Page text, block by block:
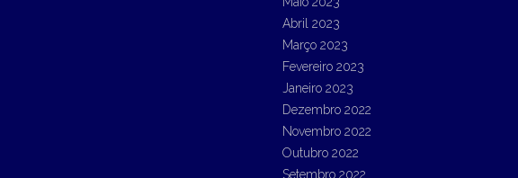
Abril 2023
Março 2023
Fevereiro 2023
Janeiro 2023
Dezembro 2022
Novembro 2022
Outubro 2022
Setembro 2022